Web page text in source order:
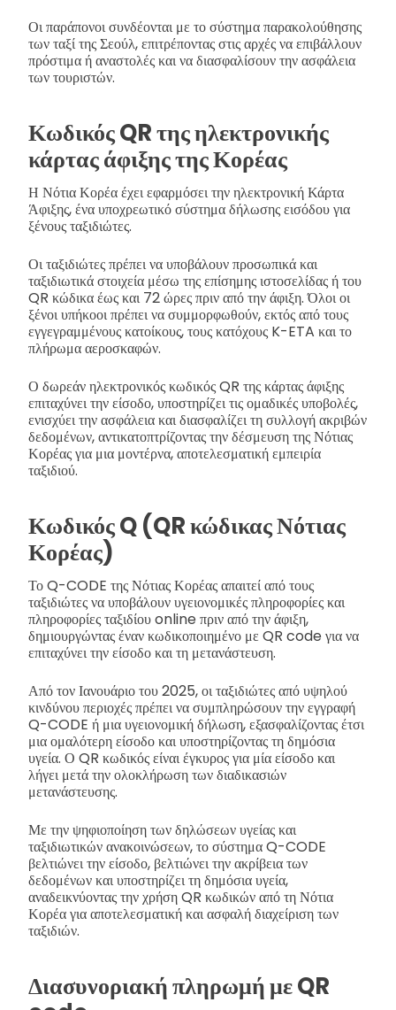
Οι παράπονοι συνδέονται με το σύστημα παρακολούθησης
των ταξί της Σεούλ, επιτρέποντας στις αρχές να επιβάλλουν
πρόστιμα ή αναστολές και να διασφαλίσουν την ασφάλεια
των τουριστών.
Κωδικός QR της ηλεκτρονικής
κάρτας άφιξης της Κορέας
Η Νότια Κορέα έχει εφαρμόσει την ηλεκτρονική Κάρτα
Άφιξης, ένα υποχρεωτικό σύστημα δήλωσης εισόδου για
ξένους ταξιδιώτες.
Οι ταξιδιώτες πρέπει να υποβάλουν προσωπικά και
ταξιδιωτικά στοιχεία μέσω της επίσημης ιστοσελίδας ή του
QR κώδικα έως και 72 ώρες πριν από την άφιξη. Όλοι οι
ξένοι υπήκοοι πρέπει να συμμορφωθούν, εκτός από τους
εγγεγραμμένους κατοίκους, τους κατόχους K-ETA και το
πλήρωμα αεροσκαφών.
Ο δωρεάν ηλεκτρονικός κωδικός QR της κάρτας άφιξης
επιταχύνει την είσοδο, υποστηρίζει τις ομαδικές υποβολές,
ενισχύει την ασφάλεια και διασφαλίζει τη συλλογή ακριβών
δεδομένων, αντικατοπτρίζοντας την δέσμευση της Νότιας
Κορέας για μια μοντέρνα, αποτελεσματική εμπειρία
ταξιδιού.
Κωδικός Q (QR κώδικας Νότιας
Κορέας)
Το Q-CODE της Νότιας Κορέας απαιτεί από τους
ταξιδιώτες να υποβάλουν υγειονομικές πληροφορίες και
πληροφορίες ταξιδίου online πριν από την άφιξη,
δημιουργώντας έναν κωδικοποιημένο με QR code για να
επιταχύνει την είσοδο και τη μετανάστευση.
Από τον Ιανουάριο του 2025, οι ταξιδιώτες από υψηλού
κινδύνου περιοχές πρέπει να συμπληρώσουν την εγγραφή
Q-CODE ή μια υγειονομική δήλωση, εξασφαλίζοντας έτσι
μια ομαλότερη είσοδο και υποστηρίζοντας τη δημόσια
υγεία. Ο QR κωδικός είναι έγκυρος για μία είσοδο και
λήγει μετά την ολοκλήρωση των διαδικασιών
μετανάστευσης.
Με την ψηφιοποίηση των δηλώσεων υγείας και
ταξιδιωτικών ανακοινώσεων, το σύστημα Q-CODE
βελτιώνει την είσοδο, βελτιώνει την ακρίβεια των
δεδομένων και υποστηρίζει τη δημόσια υγεία,
αναδεικνύοντας την χρήση QR κωδικών από τη Νότια
Κορέα για αποτελεσματική και ασφαλή διαχείριση των
ταξιδιών.
Διασυνοριακή πληρωμή με QR